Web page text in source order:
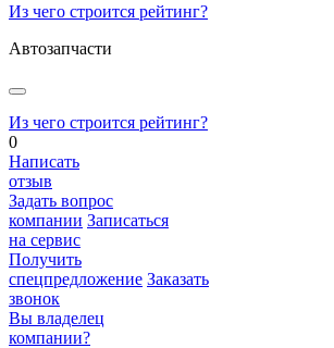
Из чего строится рейтинг?
Автозапчасти
Из чего строится рейтинг?
0
Написать
отзыв
Задать вопрос
компании Записаться
на сервис
Получить
спецпредложение Заказать
звонок
Вы владелец
компании?